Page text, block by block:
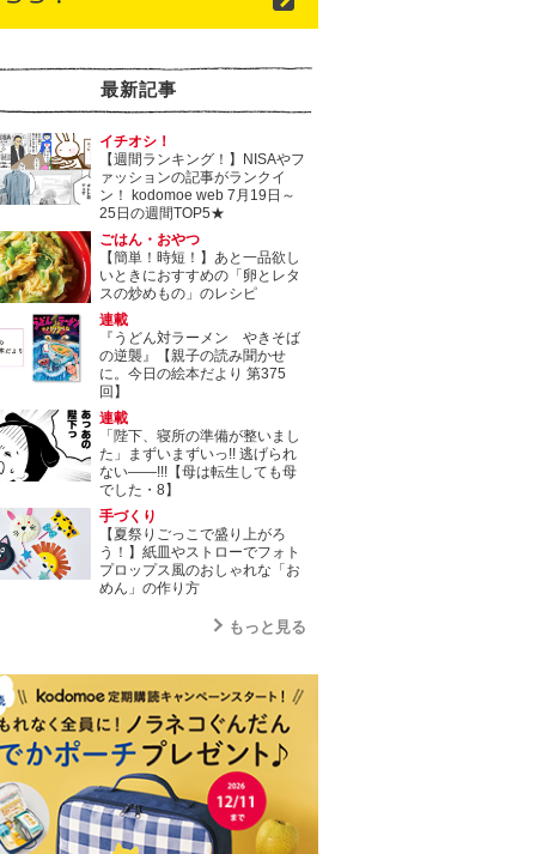
最新記事
イチオシ！
【週間ランキング！】NISAやフ
ァッションの記事がランクイ
ン！ kodomoe web 7月19日～
25日の週間TOP5★
ごはん・おやつ
【簡単！時短！】あと一品欲し
いときにおすすめの「卵とレタ
スの炒めもの」のレシピ
連載
『うどん対ラーメン やきそば
の逆襲』【親子の読み聞かせ
に。今日の絵本だより 第375
回】
連載
「陛下、寝所の準備が整いまし
た」まずいまずいっ!! 逃げられ
ない――!!!【母は転生しても母
でした・8】
手づくり
【夏祭りごっこで盛り上がろ
う！】紙皿やストローでフォト
プロップス風のおしゃれな「お
めん」の作り方
もっと見る